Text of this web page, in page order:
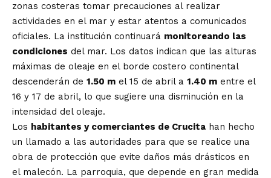
zonas costeras tomar precauciones al realizar
actividades en el mar y estar atentos a comunicados
oficiales. La institución continuará monitoreando las
condiciones del mar. Los datos indican que las alturas
máximas de oleaje en el borde costero continental
descenderán de 1.50 m el 15 de abril a 1.40 m entre el
16 y 17 de abril, lo que sugiere una disminución en la
intensidad del oleaje.
Los habitantes y comerciantes de Crucita han hecho
un llamado a las autoridades para que se realice una
obra de protección que evite daños más drásticos en
el malecón. La parroquia, que depende en gran medida